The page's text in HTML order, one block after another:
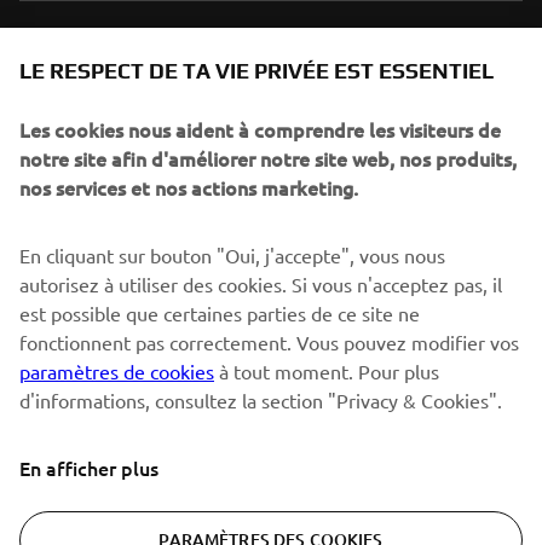
spéciaux, les lancements de produits, etc.
S'ABONNER
Lisez notre politique de confidentialité pour savoir comment
nous traitons vos données personnelles : Politique de
Confidentialité
LE RESPECT DE TA VIE PRIVÉE EST ESSENTIEL
Les cookies nous aident à comprendre les visiteurs de
notre site afin d'améliorer notre site web, nos produits,
nos services et nos actions marketing.
En cliquant sur bouton "Oui, j'accepte", vous nous
autorisez à utiliser des cookies. Si vous n'acceptez pas, il
est possible que certaines parties de ce site ne
fonctionnent pas correctement. Vous pouvez modifier vos
paramètres de cookies à tout moment. Pour plus
d'informations, consultez la section "Privacy & Cookies".
En afficher plus
PARAMÈTRES DES COOKIES